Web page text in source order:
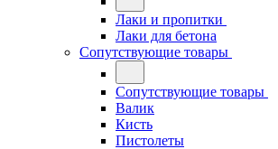
Лаки и пропитки
Лаки для бетона
Сопутствующие товары
Сопутствующие товары
Валик
Кисть
Пистолеты